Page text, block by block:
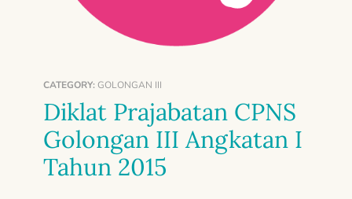
CATEGORY: GOLONGAN III
Diklat Prajabatan CPNS
Golongan III Angkatan I
Tahun 2015